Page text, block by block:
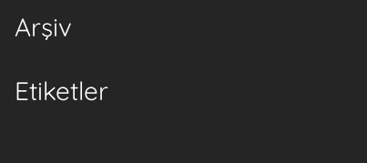
Arşiv
Etiketler